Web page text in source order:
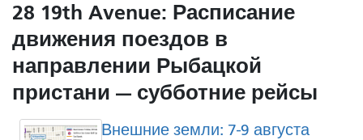
28 19th Avenue: Расписание
движения поездов в
направлении Рыбацкой
пристани — субботние рейсы
Внешние земли: 7-9 августа